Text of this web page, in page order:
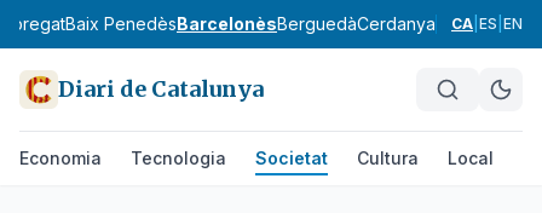
Baix PenedèsBarcelonèsBerguedàCerdanya Conca de
CA ES EN
Diari de Catalunya
Economia Tecnologia Societat Cultura Local